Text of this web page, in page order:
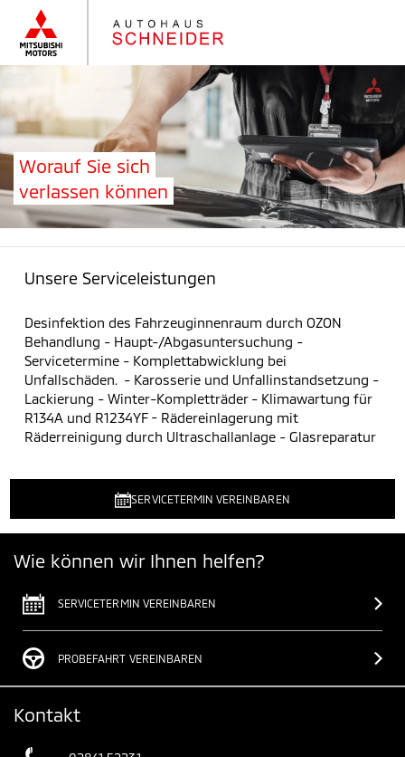
Worauf Sie sich
verlassen können
Unsere Serviceleistungen
Desinfektion des Fahrzeuginnenraum durch OZON
Behandlung - Haupt-/Abgasuntersuchung -
Servicetermine - Komplettabwicklung bei
Unfallschäden. - Karosserie und Unfallinstandsetzung -
Lackierung - Winter-Kompletträder - Klimawartung für
R134A und R1234YF - Rädereinlagerung mit
Räderreinigung durch Ultraschallanlage - Glasreparatur
SERVICETERMIN VEREINBAREN
Wie können wir Ihnen helfen?
SERVICETERMIN VEREINBAREN
PROBEFAHRT VEREINBAREN
Kontakt